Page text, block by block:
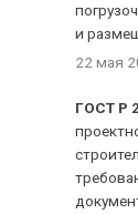
и
22 мая
ГОСТ Р